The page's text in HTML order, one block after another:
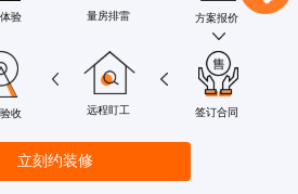
验 量房排雷 方案报价
收 远程盯工 签订合同
立刻约装修